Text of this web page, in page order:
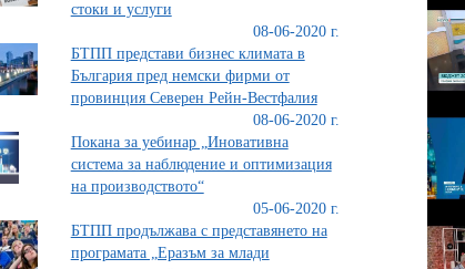
стоки и услуги
08-06-2020 г.
БТПП представи бизнес климата в
България пред немски фирми от
провинция Северен Рейн-Вестфалия
08-06-2020 г.
Покана за уебинар „Иновативна
система за наблюдение и оптимизация
на производството“
05-06-2020 г.
БТПП продължава с представянето на
програмата „Еразъм за млади